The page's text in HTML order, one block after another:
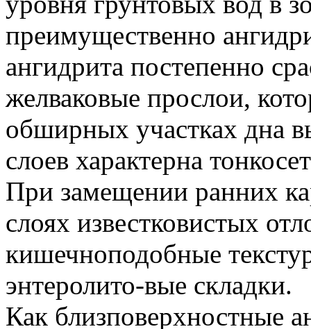
преимущественно
ангидрита постепенно
желваковые прослои,
обширных участках дна
слоев характерна
При замещении ранних
слоях известковистых
кишечноподобные
энтеролито-вые складки.
Как близповерхностные